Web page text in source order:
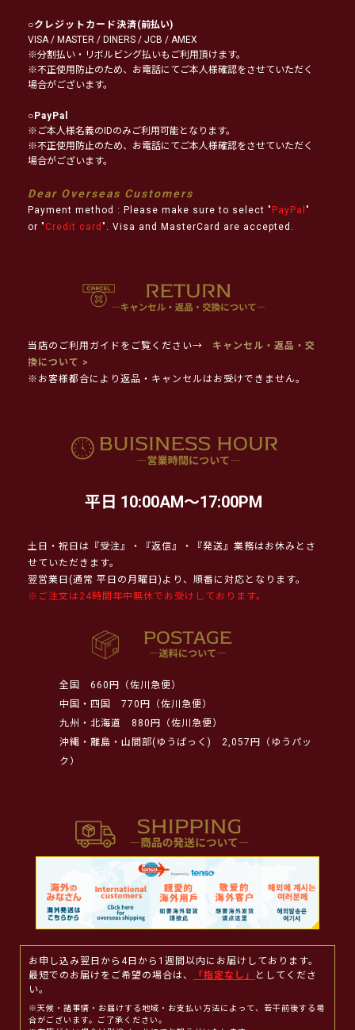
○クレジットカード決済(前払い)
VISA / MASTER / DINERS / JCB / AMEX
※分割払い・リボルビング払いもご利用頂けます。
※不正使用防止のため、お電話にてご本人様確認をさせていただく
場合がございます。
○PayPal
※ご本人様名義のIDのみご利用可能となります。
※不正使用防止のため、お電話にてご本人様確認をさせていただく
場合がございます。
Dear Overseas Customers
Payment method : Please make sure to select " PayPal "
or " Credit card ". Visa and MasterCard are accepted.
当店のご利用ガイドをご覧ください→
キャンセル・返品・交
換について >
※お客様都合により返品・キャンセルはお受けできません。
平日 10:00AM～17:00PM
土日・祝日は『受注』・『返信』・『発送』業務はお休みとさ
せていただきます。
翌営業日(通常 平日の月曜日)より、順番に対応となります。
※ご注文は24時間年中無休でお受けしております。
全国
660円（佐川急便）
中国・四国
770円（佐川急便）
九州・北海道
880円（佐川急便）
沖縄・離島・山間部(ゆうぱっく)
2,057円（ゆうパッ
ク）
お申し込み翌日から4日から1週間以内にお届けしております。
最短でのお届けをご希望の場合は、
「指定なし」
としてくださ
い。
※天候・諸事情・お届けする地域・お支払い方法によって、若干前後する場
合がございます。ご了承ください。